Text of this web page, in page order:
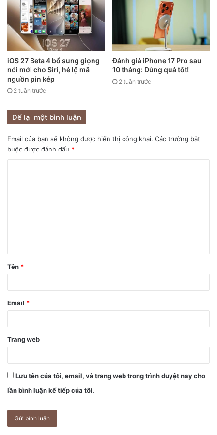
iPhone 12 Pro / iPhone 12 Pro Max Shao Kahn.
Tiếp theo là Shao Kahn – ngai vàng bằng titan trên nền đen
làm từ vật liệu composite chịu lực. Trên ngai vàng là chiếc
độc ác đang đánh cắp linh hồn của kẻ thù đã bị đánh bại.
iOS 27 Beta 4 bổ sung giọng
nói mới cho Siri, hé lộ mã
nguồn pin kép
2 tuần trước
Đánh giá iPhone 17 Pro sau
10 tháng: Dùng quá tốt!
2 tuần trước
Để lại một bình luận
Email của bạn sẽ không được hiển thị công khai. Các trường bắt
buộc được đánh dấu *
Tên *
Email *
Trang web
Lưu tên của tôi, email, và trang web trong trình duyệt này cho
lần bình luận kế tiếp của tôi.